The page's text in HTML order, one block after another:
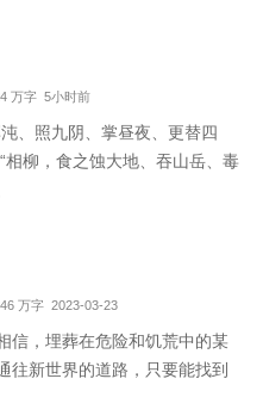
万字 5小时前
、照九阴、掌昼夜、更替四
相柳，食之蚀大地、吞山岳、毒
“肥遗，食之克虫豸、御精神、
”丁松言默念之中，侧头望向旁
这些早已绝迹，只有先吃者根
武功遗留下来，可以修炼？”
万字 2023-03-23
信，埋葬在危险和饥荒中的某
往新世界的道路，只要能找到
打开那扇门，就能进入新世